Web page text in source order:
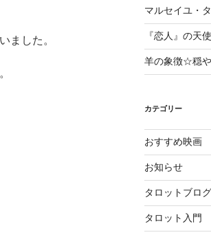
ました。
マルセイユ・
『恋人』の天
羊の象徴☆穏
カテゴリー
おすすめ映画
お知らせ
タロットブログ
タロット入門